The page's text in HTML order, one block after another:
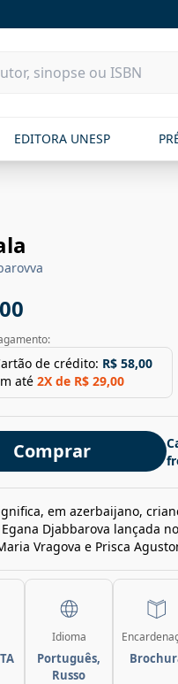
EDITORA UNESP
de crédito: R$ 58,00
até 2X de R$ 29,00
Comprar
em azerbaijano,
Djabbarova lançada
Vragova e Prisca
Idioma
Português,
Russo